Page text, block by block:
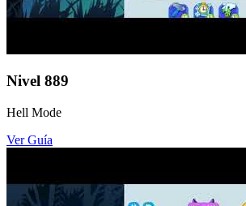
Nivel 889
Hell Mode
Ver Guía